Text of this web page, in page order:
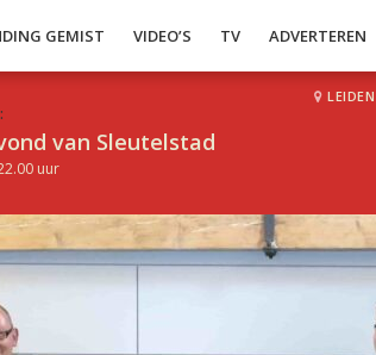
GEMIST VIDEO’S TV ADVERTEREN
van Sleutelstad
uur
LEIDEN